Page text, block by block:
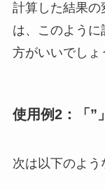
計算した結果の
は、このよう
方がいいでしょ
使用例2：「”
次は以下のよう